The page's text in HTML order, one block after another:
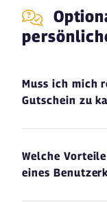
Muss ich mich
Gutschein zu
Welche
eines